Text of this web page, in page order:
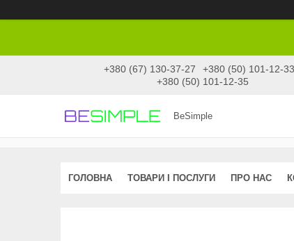
+380 (67) 130-37-27
+380 (50) 101-12-33
+380 (50) 101-12-35
BeSimple
ГОЛОВНА ТОВАРИ І ПОСЛУГИ ПРО НАС